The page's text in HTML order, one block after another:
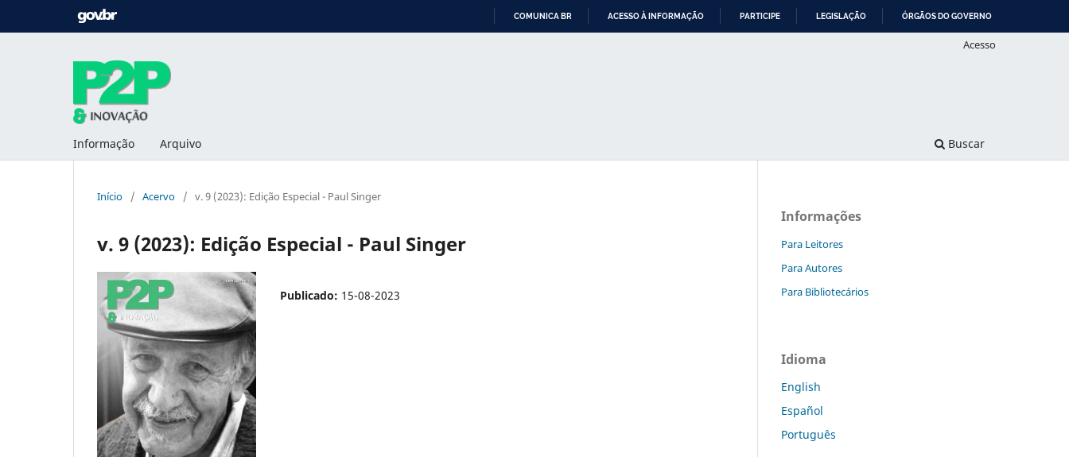
COMUNICA BR ACESSO À INFORMAÇÃO PARTICIPE LEGISLAÇÃO ÓRGÃOS DO GOVERNO
Informação Arquivo Buscar
Acesso
Início / Acervo / v. 9 (2023): Edição Especial - Paul Singer
v. 9 (2023): Edição Especial - Paul Singer
Publicado: 15-08-2023
Informações
Para Leitores
Para Autores
Para Bibliotecários
Idioma
English
Español
Português